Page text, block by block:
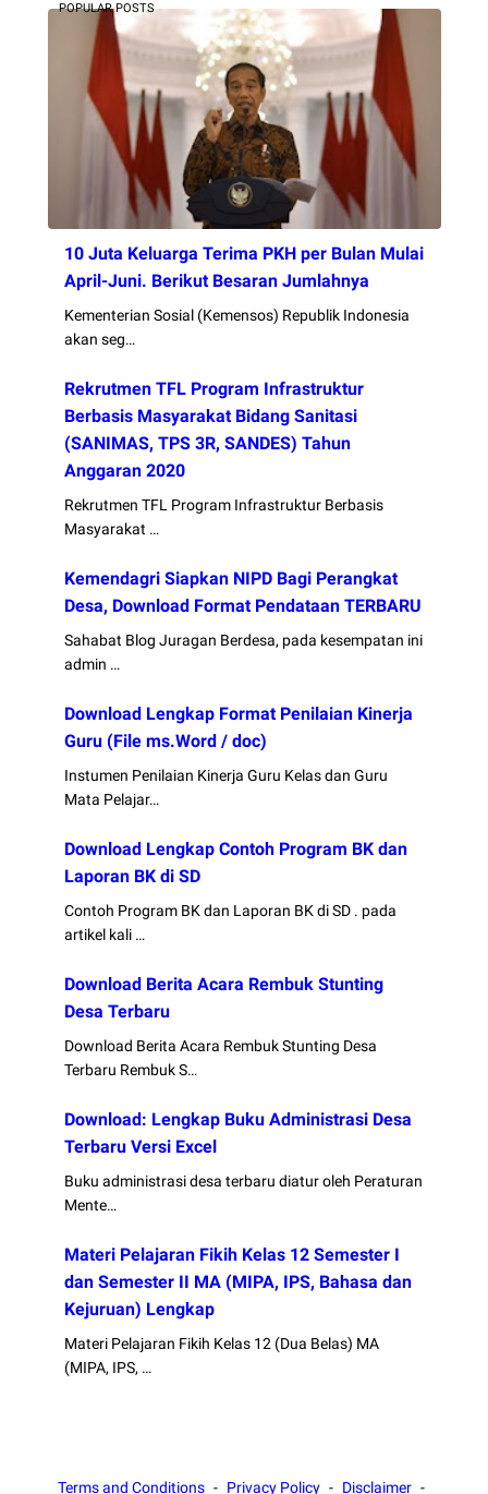
POPULAR POSTS
10 Juta Keluarga Terima PKH per Bulan Mulai
April-Juni. Berikut Besaran Jumlahnya
Kementerian Sosial (Kemensos) Republik Indonesia
akan seg…
Rekrutmen TFL Program Infrastruktur
Berbasis Masyarakat Bidang Sanitasi
(SANIMAS, TPS 3R, SANDES) Tahun
Anggaran 2020
Rekrutmen TFL Program Infrastruktur Berbasis
Masyarakat …
Kemendagri Siapkan NIPD Bagi Perangkat
Desa, Download Format Pendataan TERBARU
Sahabat Blog Juragan Berdesa, pada kesempatan ini
admin …
Download Lengkap Format Penilaian Kinerja
Guru (File ms.Word / doc)
Instumen Penilaian Kinerja Guru Kelas dan Guru
Mata Pelajar…
Download Lengkap Contoh Program BK dan
Laporan BK di SD
Contoh Program BK dan Laporan BK di SD . pada
artikel kali …
Download Berita Acara Rembuk Stunting
Desa Terbaru
Download Berita Acara Rembuk Stunting Desa
Terbaru Rembuk S…
Download: Lengkap Buku Administrasi Desa
Terbaru Versi Excel
Buku administrasi desa terbaru diatur oleh Peraturan
Mente…
Materi Pelajaran Fikih Kelas 12 Semester I
dan Semester II MA (MIPA, IPS, Bahasa dan
Kejuruan) Lengkap
Materi Pelajaran Fikih Kelas 12 (Dua Belas) MA
(MIPA, IPS, …
Terms and Conditions Privacy Policy Disclaimer